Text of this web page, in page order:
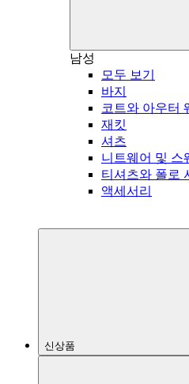
남성
모두 보기
바지
코트와 아우터
재킷
셔츠
니트웨어 및 스
티셔츠와 폴로
액세서리
신상품